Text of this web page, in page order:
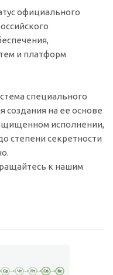
официального
и платформ
специального
создания на ее основе
исполнении,
степени секретности
к нашим